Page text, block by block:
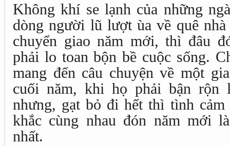
Không khí se lạnh của những
dòng người lũ lượt ùa về quê
chuyển giao năm mới, thì đâu
phải lo toan bộn bề cuộc sống.
mang đến câu chuyện về một
cuối năm, khi họ phải bận rộn
nhưng, gạt bỏ đi hết thì tình
khắc cùng nhau đón năm mới
nhất.